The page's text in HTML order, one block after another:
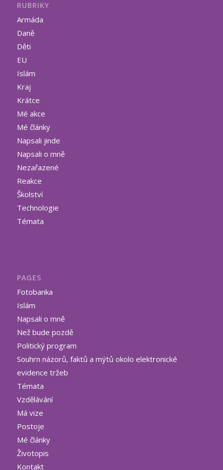
RUBRIKY
Armáda
Daně
Děti
EU
Islám
Kraj
Krátce
Mé akce
Mé články
Napsali jinde
Napsali o mně
Nezařazené
Reakce
Školství
Technologie
Témata
PAGES
Fotobanka
Islám
Napsali o mně
Než bude pozdě
Politický program
Souhrn názorů, faktů a mýtů okolo elektronické
evidence tržeb
Témata
Vzdělávání
Má vize
Postoje
Mé články
Životopis
Kontakt